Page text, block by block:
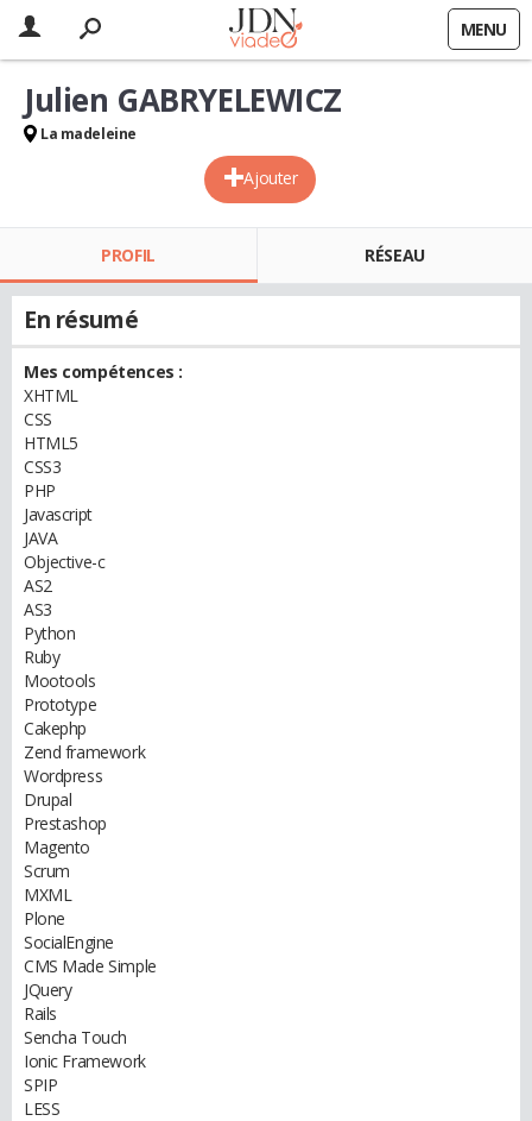
MENU
Ajouter
Julien GABRYELEWICZ
La madeleine
PROFIL RÉSEAU
En résumé
Mes compétences :
XHTML
CSS
HTML5
CSS3
PHP
Javascript
JAVA
Objective-c
AS2
AS3
Python
Ruby
Mootools
Prototype
Cakephp
Zend framework
Wordpress
Drupal
Prestashop
Magento
Scrum
MXML
Plone
SocialEngine
CMS Made Simple
JQuery
Rails
Sencha Touch
Ionic Framework
SPIP
LESS